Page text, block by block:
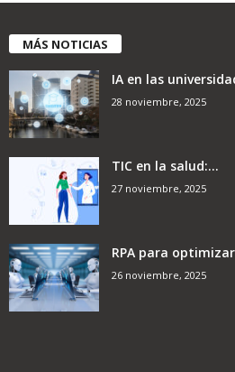
MÁS NOTICIAS
IA en las
28 noviembre, 2025
TIC en la salud:...
27 noviembre, 2025
RPA para
26 noviembre, 2025